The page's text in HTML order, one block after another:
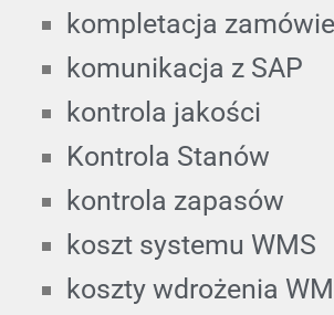
kompletacja
komunikacja z SAP
kontrola jakości
Kontrola Stanów
kontrola zapasów
koszt systemu WMS
koszty wdrożenia